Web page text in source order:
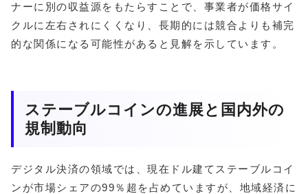
ナーに別の収益源をもたらすことで、事業者が価格サイ
クルに左右されにくくなり、長期的には競合よりも補完
的な関係になる可能性があると見解を示しています。
ステーブルコインの進展と国内外の
規制動向
デジタル決済の領域では、現在ドル建てステーブルコイ
ンが市場シェアの99％超を占めていますが、地域経済に